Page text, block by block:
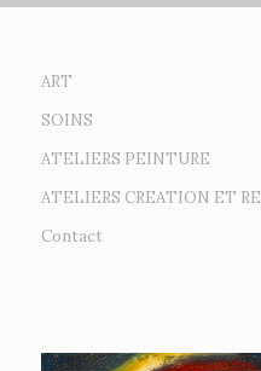
ART
SOINS
ATELIERS PEINTURE
ATELIERS CREATION ET
Contact